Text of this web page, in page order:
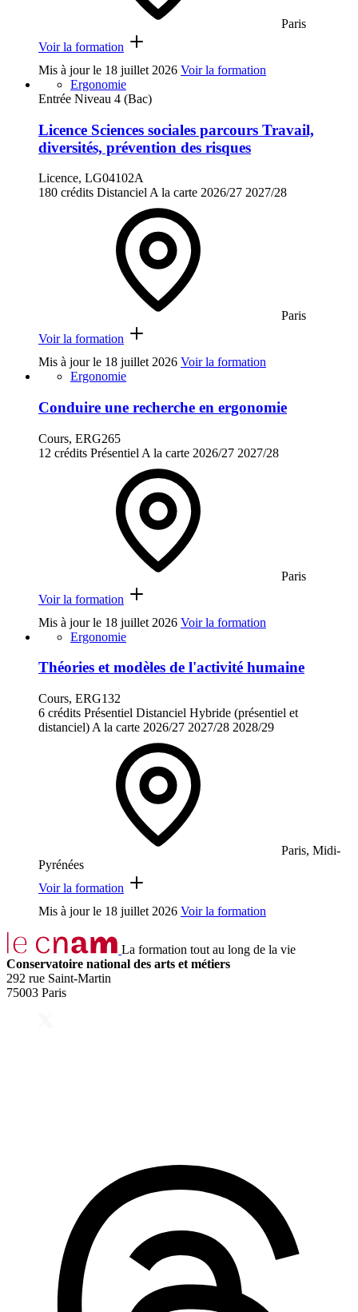
Paris
Voir la formation
Mis à jour le 18 juillet 2026 Voir la formation
Ergonomie
Entrée Niveau 4 (Bac)
Licence Sciences sociales parcours Travail,
diversités, prévention des risques
Licence, LG04102A
180 crédits Distanciel A la carte 2026/27 2027/28
Paris
Voir la formation
Mis à jour le 18 juillet 2026 Voir la formation
Ergonomie
Conduire une recherche en ergonomie
Cours, ERG265
12 crédits Présentiel A la carte 2026/27 2027/28
Paris
Voir la formation
Mis à jour le 18 juillet 2026 Voir la formation
Ergonomie
Théories et modèles de l'activité humaine
Cours, ERG132
6 crédits Présentiel Distanciel Hybride (présentiel et
distanciel) A la carte 2026/27 2027/28 2028/29
Paris, Midi-
Pyrénées
Voir la formation
Mis à jour le 18 juillet 2026 Voir la formation
La formation tout au long de la vie
Conservatoire national des arts et métiers
292 rue Saint-Martin
75003 Paris